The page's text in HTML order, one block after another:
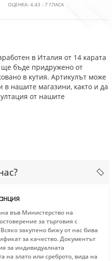
ОЦЕНКА: 4.43 - 7 ГЛАСА
в Италия от 14 карата
бъде придружено от
в кутия. Артикулът може
в нашите магазини, както и да
от нашите
във Министерство на
за търговия с
закупено бижу от нас бива
за качество. Документът
за индивидуалната
на злато или среброто, вида на